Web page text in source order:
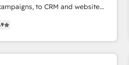
to CRM and websites.
experienced in every inch of
work hand-in-hand with your
and build a better
and customers.